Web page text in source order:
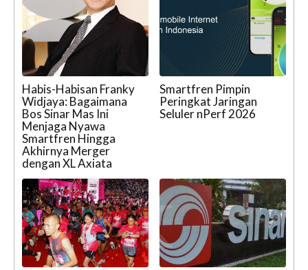
Habis-Habisan Franky
Widjaya: Bagaimana
Bos Sinar Mas Ini
Menjaga Nyawa
Smartfren Hingga
Akhirnya Merger
dengan XL Axiata
Smartfren Pimpin
Peringkat Jaringan
Seluler nPerf 2026